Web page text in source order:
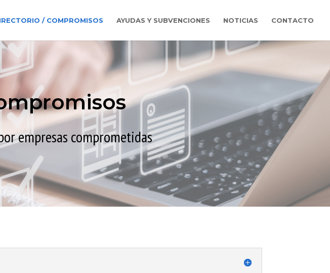
/ COMPROMISOS AYUDAS Y SUBVENCIONES NOTICIAS CONTACTO
empresas comprometidas